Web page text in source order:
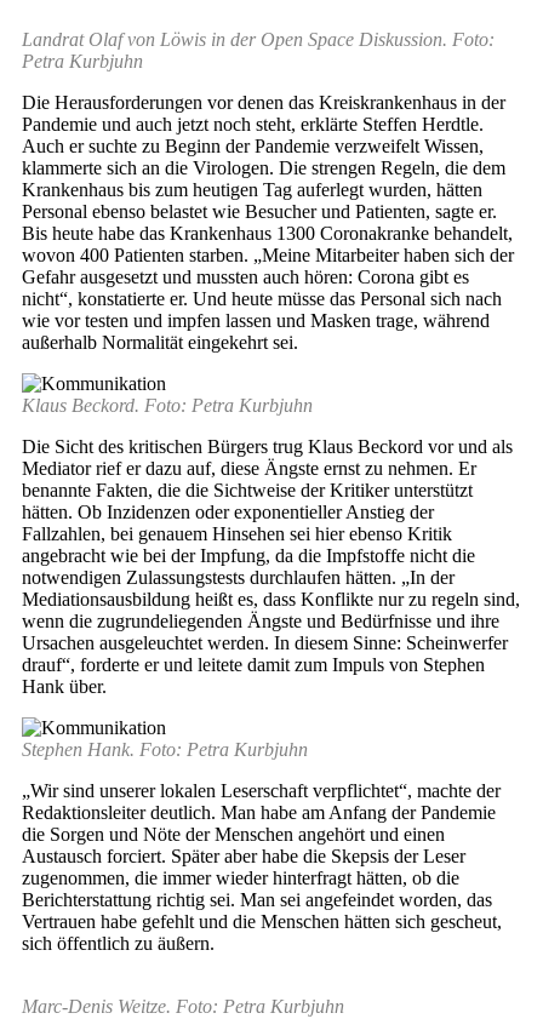
Landrat Olaf von Löwis in der Open Space Diskussion. Foto:
Petra Kurbjuhn
Die Herausforderungen vor denen das Kreiskrankenhaus in der
Pandemie und auch jetzt noch steht, erklärte Steffen Herdtle.
Auch er suchte zu Beginn der Pandemie verzweifelt Wissen,
klammerte sich an die Virologen. Die strengen Regeln, die dem
Krankenhaus bis zum heutigen Tag auferlegt wurden, hätten
Personal ebenso belastet wie Besucher und Patienten, sagte er.
Bis heute habe das Krankenhaus 1300 Coronakranke behandelt,
wovon 400 Patienten starben. „Meine Mitarbeiter haben sich der
Gefahr ausgesetzt und mussten auch hören: Corona gibt es
nicht“, konstatierte er. Und heute müsse das Personal sich nach
wie vor testen und impfen lassen und Masken trage, während
außerhalb Normalität eingekehrt sei.
Klaus Beckord. Foto: Petra Kurbjuhn
Die Sicht des kritischen Bürgers trug Klaus Beckord vor und als
Mediator rief er dazu auf, diese Ängste ernst zu nehmen. Er
benannte Fakten, die die Sichtweise der Kritiker unterstützt
hätten. Ob Inzidenzen oder exponentieller Anstieg der
Fallzahlen, bei genauem Hinsehen sei hier ebenso Kritik
angebracht wie bei der Impfung, da die Impfstoffe nicht die
notwendigen Zulassungstests durchlaufen hätten. „In der
Mediationsausbildung heißt es, dass Konflikte nur zu regeln sind,
wenn die zugrundeliegenden Ängste und Bedürfnisse und ihre
Ursachen ausgeleuchtet werden. In diesem Sinne: Scheinwerfer
drauf“, forderte er und leitete damit zum Impuls von Stephen
Hank über.
Stephen Hank. Foto: Petra Kurbjuhn
„Wir sind unserer lokalen Leserschaft verpflichtet“, machte der
Redaktionsleiter deutlich. Man habe am Anfang der Pandemie
die Sorgen und Nöte der Menschen angehört und einen
Austausch forciert. Später aber habe die Skepsis der Leser
zugenommen, die immer wieder hinterfragt hätten, ob die
Berichterstattung richtig sei. Man sei angefeindet worden, das
Vertrauen habe gefehlt und die Menschen hätten sich gescheut,
sich öffentlich zu äußern.
Marc-Denis Weitze. Foto: Petra Kurbjuhn